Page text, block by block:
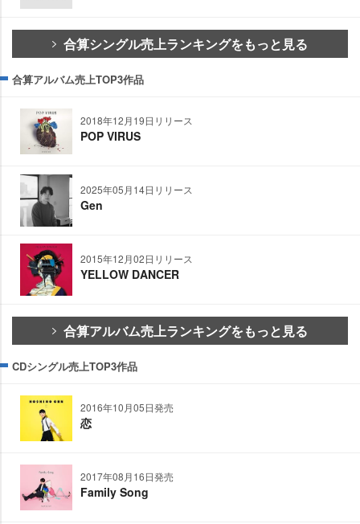
合算シングル売上ランキングをもっと見る
合算アルバム売上TOP3作品
2018年12月19日リリース
POP VIRUS
2025年05月14日リリース
Gen
2015年12月02日リリース
YELLOW DANCER
合算アルバム売上ランキングをもっと見る
CDシングル売上TOP3作品
2016年10月05日発売
恋
2017年08月16日発売
Family Song